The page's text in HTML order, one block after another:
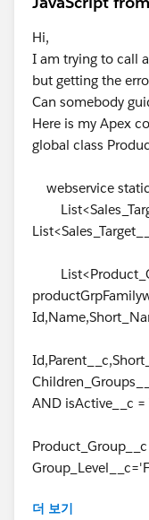
Hi,
I am trying to call
but getting the
Can somebody
Here is my Apex
global class
webservice
AND isActive__c =
Product_Group__c
더 보기